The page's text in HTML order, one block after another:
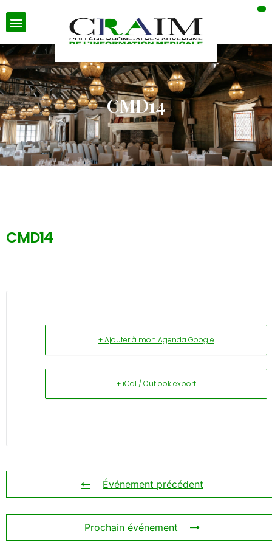
CMD14
CMD14
+ Ajouter à mon Agenda Google
+ iCal / Outlook export
Événement précédent
Prochain événement